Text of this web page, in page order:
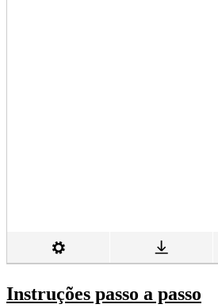
Instruções passo a passo